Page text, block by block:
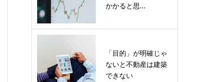
かかると思...
「目的」が明確じゃ
ないと不動産は建築
できない